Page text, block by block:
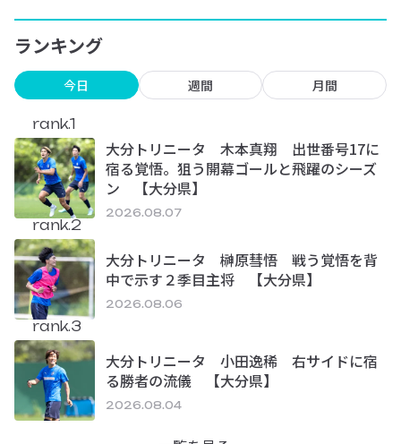
ランキング
今日 週間 月間
rank.1
大分トリニータ 木本真翔 出世番号17に
宿る覚悟。狙う開幕ゴールと飛躍のシーズ
ン 【大分県】
2026.08.07
rank.2
大分トリニータ 榊原彗悟 戦う覚悟を背
中で示す２季目主将 【大分県】
2026.08.06
rank.3
大分トリニータ 小田逸稀 右サイドに宿
る勝者の流儀 【大分県】
2026.08.04